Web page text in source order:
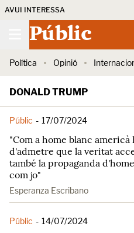
AVUI INTERESSA
Públic
Política Opinió
DONALD TRUMP
Públic - 17/07/2024
"Com a home blanc americà
d'admetre que la veritat
també la propaganda
com jo"
Esperanza Escribano
Públic - 14/07/2024